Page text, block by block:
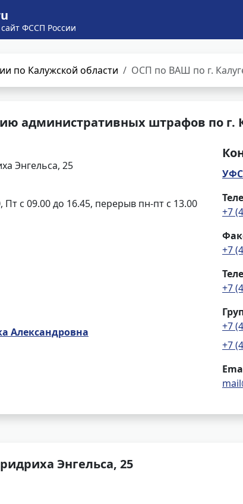
ФССП России
по Калужской области ОСП по ВАШ по г.
административных штрафов по г.
Энгельса, 25
Пт с 09.00 до 16.45, перерыв пн-пт с 13.00
Александровна
+7
+7
+7
+7
+7
Энгельса, 25